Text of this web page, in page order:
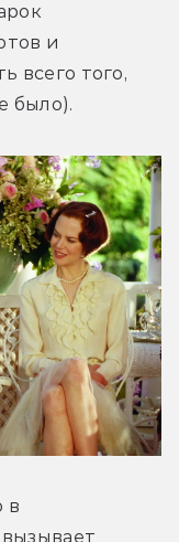
и
всего того,
было).
в